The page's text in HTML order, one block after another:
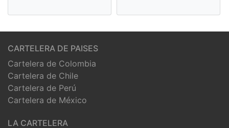
CARTELERA DE PAISES
Cartelera de Colombia
Cartelera de Chile
Cartelera de Perú
Cartelera de México
LA CARTELERA